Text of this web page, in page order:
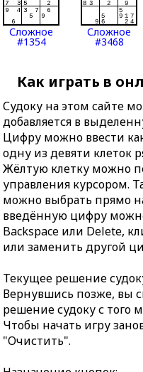
Сложное
#1354
Сложное
#3468
Как играть в
Судоку на этом сайте
добавляется в
Цифру можно ввести
одну из девяти клеток
Жёлтую клетку можно
управления курсором.
можно выбрать прямо
введённую цифру
Backspace или Delete,
или заменить другой
Текущее решение
Вернувшись позже, вы
решение судоку с того
Чтобы начать игру
"Очистить".